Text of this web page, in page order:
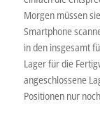
Morgen müssen
Smartphone
in den insgesamt
Lager für die
angeschlossene
Positionen nur